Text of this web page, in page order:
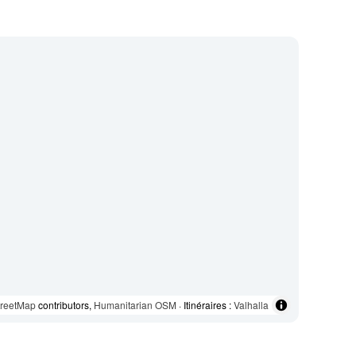
contributors, Humanitarian OSM · Itinéraires :Valhalla